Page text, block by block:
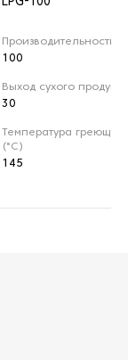
Производительность
100
Выход сухого
30
Температура
(°C)
145